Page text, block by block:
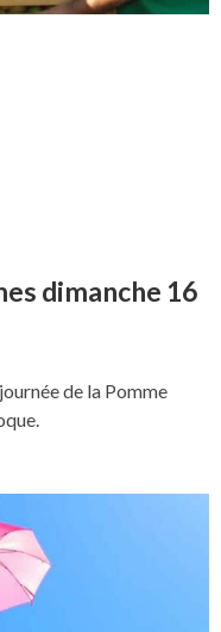
dimanche 16
de la Pomme